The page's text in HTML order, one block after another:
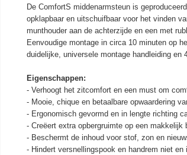
De ComfortS middenarmsteun is
opklapbaar en uitschuifbaar voor het vinden
munthouder aan de achterzijde en een met
Eenvoudige montage in circa 10 minuten op
duidelijke, universele montage handleiding en
Eigenschappen:
- Verhoogt het zitcomfort en een must om
- Mooie, chique en betaalbare opwaardering
- Ergonomisch gevormd en in lengte richting
- Creëert extra opbergruimte op een makkelijk
- Beschermt de inhoud voor stof, zon en
- Hindert versnellingspook en handrem niet en